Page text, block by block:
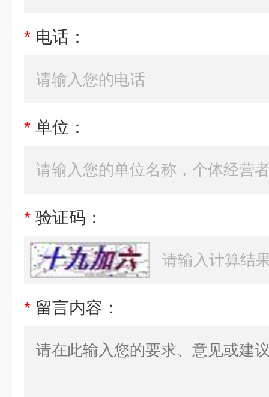
* 电话：
* 单位：
* 验证码：
* 留言内容：